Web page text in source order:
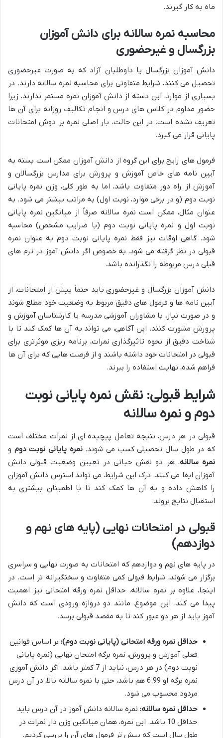
ماه به کار گیرند.
محاسبه نمره سالانه برای دانش آموزان
بزرگسال و غیرحضوری
دانش آموزان بزرگسال یا داوطلبان آزاد که به صورت غیرحضوری
تحصیل می کنند، شرایط متفاوتی برای محاسبه نمره سالانه دارند. در
بسیاری از موارد، این دسته از دانش آموزان نمره مستمر ندارند، زیرا
حضور مداوم در کلاس های درس و انجام تکالیف روزانه برای آن ها
تعریف نشده است. در این حالت، بار اصلی نمره بر دوش امتحانات
پایانی قرار می گیرد.
فرمول های رایج برای این گروه از دانش آموزان ممکن است بسته به
آیین نامه های خاص آموزش و پرورش برای مدارس بزرگسالان و
آموزش از راه دور متفاوت باشد، اما به طور کلی، وزن نمره پایانی
نوبت دوم (و در برخی موارد، نوبت اول) به مراتب بیشتر می شود. به
عنوان مثال، ممکن است نمره سالانه صرفاً از میانگین نمره پایانی
نوبت اول و نمره پایانی نوبت دوم (با ضرایب مشخص) محاسبه
شود. گاهی اوقات نیز فقط نمره پایانی نوبت دوم به عنوان نمره
قبولی در نظر گرفته می شود، به خصوص اگر دانش آموز در ترم های
قبلی درس مربوطه را نگذرانده باشد.
دانش آموزان بزرگسال و غیرحضوری باید حتماً پیش از امتحانات، از
آیین نامه ها و فرمول های دقیق مربوط به وضعیت خود مطلع شوند
و در صورت نیاز، با مشاوران آموزشی مدرسه یا کارشناسان آموزش و
پرورش مشورت کنند. این آگاهی، می تواند به آن ها کمک کند تا با
شناخت دقیق از نحوه تاثیرگذاری نمرات، برنامه ریزی موثرتری برای
قبولی در امتحانات خود داشته باشند و از فرصت هایی که برای آن ها
فراهم شده، نهایت استفاده را ببرند.
شرایط قبولی: نقش نمره پایانی نوبت
دوم و نمره سالانه
قبولی در هر درس، نتیجه تعامل پیچیده ای از نمرات مختلف است
که در طول سال تحصیلی کسب می شوند.نمره پایانی نوبت دوم و
نمره سالانه، هر دو نقش حیاتی در تعیین وضعیت قبولی دانش
آموزان ایفا می کنند. درک این شرایط، می تواند استرس دانش آموزان
را کاهش داده و به آن ها کمک کند تا با اطمینان بیشتری به
استقبال نتایج بروند.
قبولی در امتحانات نهایی (پایه های نهم و
دوازدهم)
در پایه های نهم و دوازدهم که امتحانات به صورت نهایی و سراسری
برگزار می شوند، شرایط قبولی کمی متفاوت و سختگیرانه تر است. در
اینجا، علاوه بر نمره سالانه، حداقل نمره ورقه امتحانی نیز اهمیت
پیدا می کند. این موضوع، مانند دو دروازه ورودی است که دانش
آموز باید از هر دو عبور کند تا به مقصد قبولی برسد.
حداقل نمره ورقه امتحانی (پایانی نوبت دوم): بر اساس قوانین
فعلی آموزش و پرورش، نمره برگه امتحان نهایی (نمره پایانی
نوبت دوم) در هر درس، نباید از 7 کمتر باشد. اگر دانش آموزی
نمره برگه او 6.99 هم باشد، حتی با نمره سالانه بالا، در آن درس
مردود محسوب می شود.
حداقل نمره سالانه: نمره سالانه دانش آموز در آن درس باید
حداقل 10 باشد. این نمره، همان میانگین وزن دار نمرات در
طول سال است که پیش تر فرمول های آن را بررسی کردیم.